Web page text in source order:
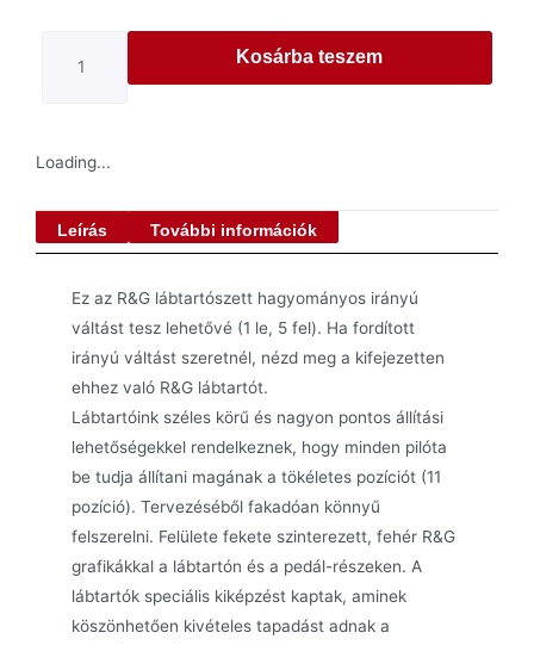
Kosárba teszem
Loading...
Leírás További információk
Ez az R&G lábtartószett hagyományos irányú
váltást tesz lehetővé (1 le, 5 fel). Ha fordított
irányú váltást szeretnél, nézd meg a kifejezetten
ehhez való R&G lábtartót.
Lábtartóink széles körű és nagyon pontos állítási
lehetőségekkel rendelkeznek, hogy minden pilóta
be tudja állítani magának a tökéletes pozíciót (11
pozíció). Tervezéséből fakadóan könnyű
felszerelni. Felülete fekete szinterezett, fehér R&G
grafikákkal a lábtartón és a pedál-részeken. A
lábtartók speciális kiképzést kaptak, aminek
köszönhetően kivételes tapadást adnak a